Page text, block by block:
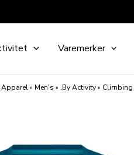
Varemerker
Apparel» Men's » .By Activity» Climbing